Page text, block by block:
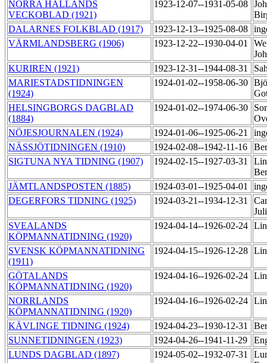
NORRA HALLANDS
VECKOBLAD (1921)
1923-12-07--1931-05-08
DALARNES FOLKBLAD (1917)
1923-12-13--1925-08-08
VÄRMLANDSBERG (1906)
1923-12-22--1930-04-01
KURIREN (1921)
1923-12-31--1944-08-31
MARIESTADSTIDNINGEN
(1924)
1924-01-02--1958-06-30
HELSINGBORGS DAGBLAD
(1884)
1924-01-02--1974-06-30
NÖJESJOURNALEN (1924)
1924-01-06--1925-06-21
NÄSSJÖTIDNINGEN (1910)
1924-02-08--1942-11-16
SIGTUNA NYA TIDNING (1907)
1924-02-15--1927-03-31
JÄMTLANDSPOSTEN (1885)
1924-03-01--1925-04-01
DEGERFORS TIDNING (1925)
1924-03-21--1934-12-31
SVEALANDS
KÖPMANNATIDNING (1920)
1924-04-14--1926-02-24
SVENSK KÖPMANNATIDNING
(1911)
1924-04-15--1926-12-28
GÖTALANDS
KÖPMANNATIDNING (1920)
1924-04-16--1926-02-24
NORRLANDS
KÖPMANNATIDNING (1920)
1924-04-16--1926-02-24
KÄVLINGE TIDNING (1924) 1924-04-23--1930-12-31
SUNNETIDNINGEN (1923)
1924-04-26--1941-11-29
LUNDS DAGBLAD (1897)
1924-05-02--1932-07-31